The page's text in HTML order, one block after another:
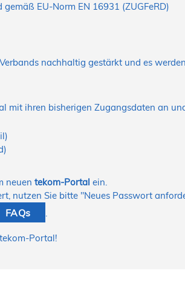
EU-Norm EN 16931 (ZUGFeRD)
nachhaltig gestärkt und es
mit ihren bisherigen Zugangsdaten an
neuen tekom-Portal ein.
nutzen Sie bitte "Neues Passwort
FAQs
Portal!